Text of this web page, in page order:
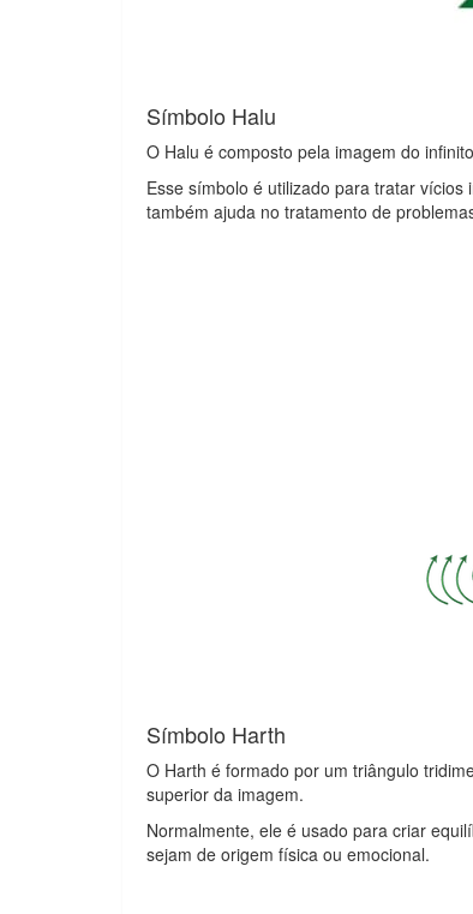
Símbolo Halu
O Halu é composto pela imagem do
Esse símbolo é utilizado para tratar
também ajuda no tratamento de
Símbolo Harth
O Harth é formado por um triângulo
superior da imagem.
Normalmente, ele é usado para criar
sejam de origem física ou emocional.